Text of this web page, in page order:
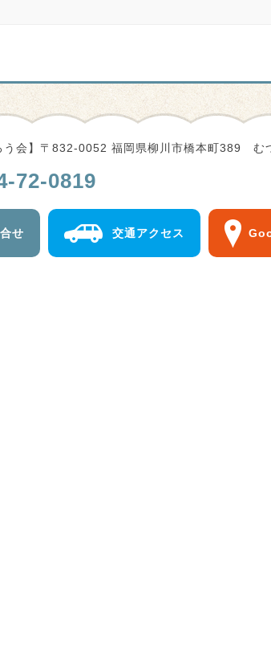
う会】〒832-0052 福岡県柳川市橋本町389 む
72-0819
せ 交通アクセス